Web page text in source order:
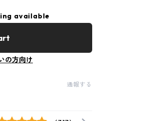
available
の方向け
通報する